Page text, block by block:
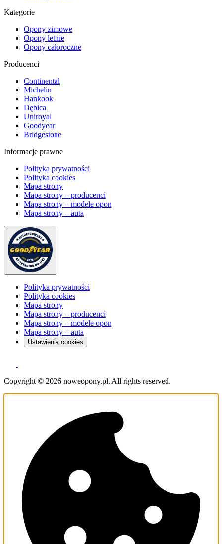
Kategorie
Opony zimowe
Opony letnie
Opony całoroczne
Producenci
Continental
Michelin
Hankook
Dębica
Uniroyal
Goodyear
Bridgestone
Informacje prawne
Polityka prywatności
Polityka cookies
Mapa strony
Mapa strony – producenci
Mapa strony – modele opon
Mapa strony – auta
Polityka prywatności
Polityka cookies
Mapa strony
Mapa strony – producenci
Mapa strony – modele opon
Mapa strony – auta
Ustawienia cookies
Copyright © 2026 noweopony.pl. All rights reserved.